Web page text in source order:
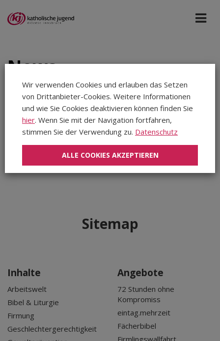
News
Bildung St. Michael Okt 2024
Aug 2026
Jul 2026
Jun 2026
Mai 2026
Sep 2025
In diesem Zeitraum wurden keine Meldungen gefunden...
Sitemap
Inhalte
Arbeitswelt
Bibel & Liturgie
Firmung
Geschlechtergerechtigkeit
Angebote
72 Stunden ohne
Kompromiss
eintag.mehrzeit
Fächerbibel
Firmlingswallfahrt
Wir verwenden Cookies und erlauben das Setzen
von Drittanbieter-Cookies. Weitere Informationen
und wie Sie Cookies deaktivieren können finden Sie
hier. Wenn Sie mit der Navigation fortfahren,
stimmen Sie der Verwendung zu. Datenschutz
ALLE COOKIES AKZEPTIEREN